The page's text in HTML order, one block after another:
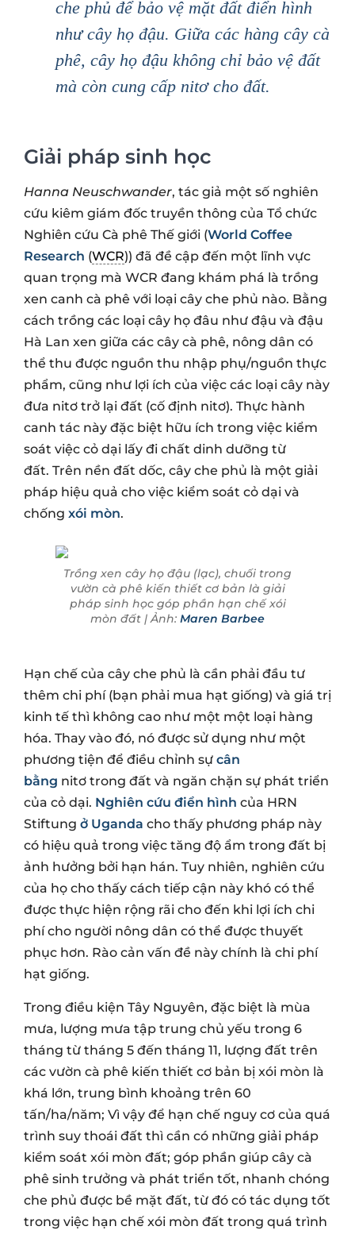
che phủ để bảo vệ mặt đất điển hình
như cây họ đậu. Giữa các hàng cây cà
phê, cây họ đậu không chỉ bảo vệ đất
mà còn cung cấp nitơ cho đất.
Giải pháp sinh học
Hanna Neuschwander, tác giả một số nghiên
cứu kiêm giám đốc truyền thông của Tổ chức
Nghiên cứu Cà phê Thế giới (World Coffee
Research (WCR)) đã đề cập đến một lĩnh vực
quan trọng mà WCR đang khám phá là trồng
xen canh cà phê với loại cây che phủ nào. Bằng
cách trồng các loại cây họ đâu như đậu và đậu
Hà Lan xen giữa các cây cà phê, nông dân có
thể thu được nguồn thu nhập phụ/nguồn thực
phẩm, cũng như lợi ích của việc các loại cây này
đưa nitơ trở lại đất (cố định nitơ). Thực hành
canh tác này đặc biệt hữu ích trong việc kiểm
soát việc cỏ dại lấy đi chất dinh dưỡng từ
đất. Trên nền đất dốc, cây che phủ là một giải
pháp hiệu quả cho việc kiểm soát cỏ dại và
chống xói mòn.
Trồng xen cây họ đậu (lạc), chuối trong
vườn cà phê kiến thiết cơ bản là giải
pháp sinh học góp phần hạn chế xói
mòn đất | Ảnh: Maren Barbee
Hạn chế của cây che phủ là cần phải đầu tư
thêm chi phí (bạn phải mua hạt giống) và giá trị
kinh tế thì không cao như một một loại hàng
hóa. Thay vào đó, nó được sử dụng như một
phương tiện để điều chỉnh sự cân
bằng nitơ trong đất và ngăn chặn sự phát triển
của cỏ dại. Nghiên cứu điển hình của HRN
Stiftung ở Uganda cho thấy phương pháp này
có hiệu quả trong việc tăng độ ẩm trong đất bị
ảnh hưởng bởi hạn hán. Tuy nhiên, nghiên cứu
của họ cho thấy cách tiếp cận này khó có thể
được thực hiện rộng rãi cho đến khi lợi ích chi
phí cho người nông dân có thể được thuyết
phục hơn. Rào cản vấn đề này chính là chi phí
hạt giống.
Trong điều kiện Tây Nguyên, đặc biệt là mùa
mưa, lượng mưa tập trung chủ yếu trong 6
tháng từ tháng 5 đến tháng 11, lượng đất trên
các vườn cà phê kiến thiết cơ bản bị xói mòn là
khá lớn, trung bình khoảng trên 60
tấn/ha/năm; Vì vậy để hạn chế nguy cơ của quá
trình suy thoái đất thì cần có những giải pháp
kiểm soát xói mòn đất; góp phần giúp cây cà
phê sinh trưởng và phát triển tốt, nhanh chóng
che phủ được bề mặt đất, từ đó có tác dụng tốt
trong việc hạn chế xói mòn đất trong quá trình